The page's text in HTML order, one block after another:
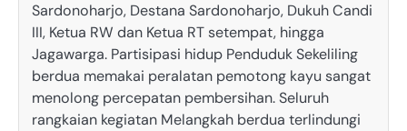
Sardonoharjo, Destana Sardonoharjo, Dukuh Candi
III, Ketua RW dan Ketua RT setempat, hingga
Jagawarga. Partisipasi hidup Penduduk Sekeliling
berdua memakai peralatan pemotong kayu sangat
menolong percepatan pembersihan. Seluruh
rangkaian kegiatan Melangkah berdua terlindungi